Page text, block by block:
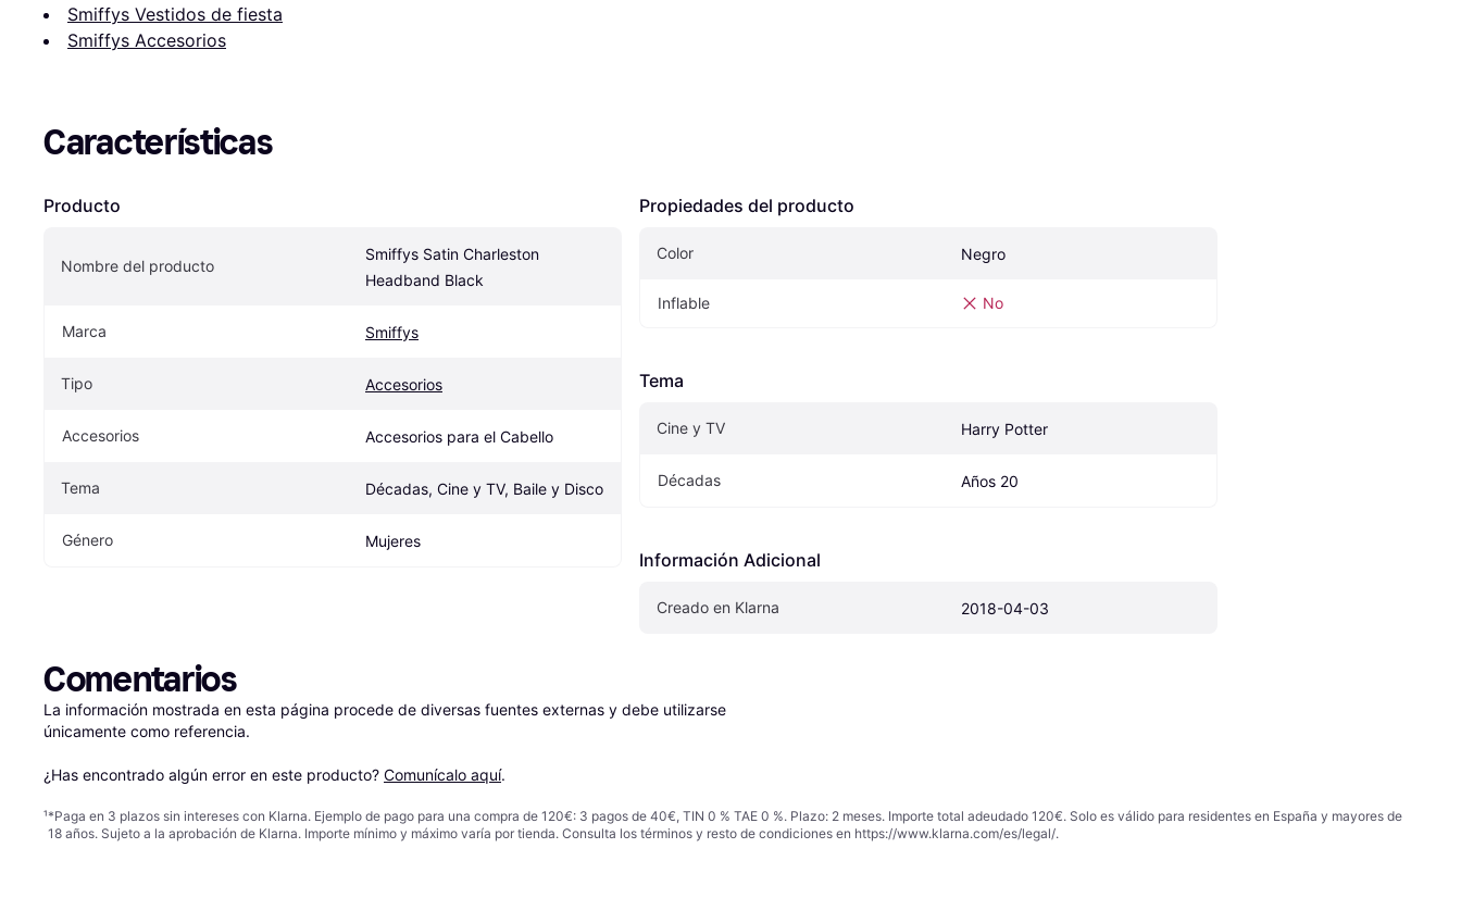
Smiffys Vestidos de fiesta
Smiffys Accesorios
Características
Producto
Nombre del producto
Smiffys Satin Charleston
Headband Black
Marca Smiffys
Tipo Accesorios
Accesorios Accesorios para el Cabello
Tema Décadas, Cine y TV, Baile y Disco
Género Mujeres
Propiedades del producto
Color Negro
Inflable No
Tema
Cine y TV Harry Potter
Décadas Años 20
Información Adicional
Creado en Klarna 2018-04-03
Comentarios
La información mostrada en esta página procede de diversas fuentes externas y debe utilizarse
únicamente como referencia.
¿Has encontrado algún error en este producto? Comunícalo aquí.
¹*Paga en 3 plazos sin intereses con Klarna. Ejemplo de pago para una compra de 120€: 3 pagos de 40€, TIN 0 % TAE 0 %. Plazo: 2 meses. Importe total adeudado 120€. Solo es válido para residentes en España y mayores de
18 años. Sujeto a la aprobación de Klarna. Importe mínimo y máximo varía por tienda. Consulta los términos y resto de condiciones en https://www.klarna.com/es/legal/.